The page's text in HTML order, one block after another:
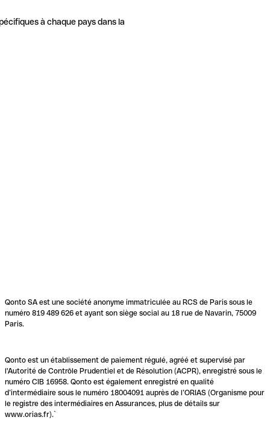
à chaque pays dans la
Qonto SA est une société anonyme immatriculée au RCS de Paris sous le
numéro 819 489 626 et ayant son siège social au 18 rue de Navarin, 75009
Paris.
Qonto est un établissement de paiement régulé, agréé et supervisé par
l'Autorité de Contrôle Prudentiel et de Résolution (ACPR), enregistré sous le
numéro CIB 16958. Qonto est également enregistré en qualité
d’intermédiaire sous le numéro 18004091 auprès de l’ORIAS (Organisme pour
le registre des intermédiaires en Assurances, plus de détails sur
www.orias.fr).`